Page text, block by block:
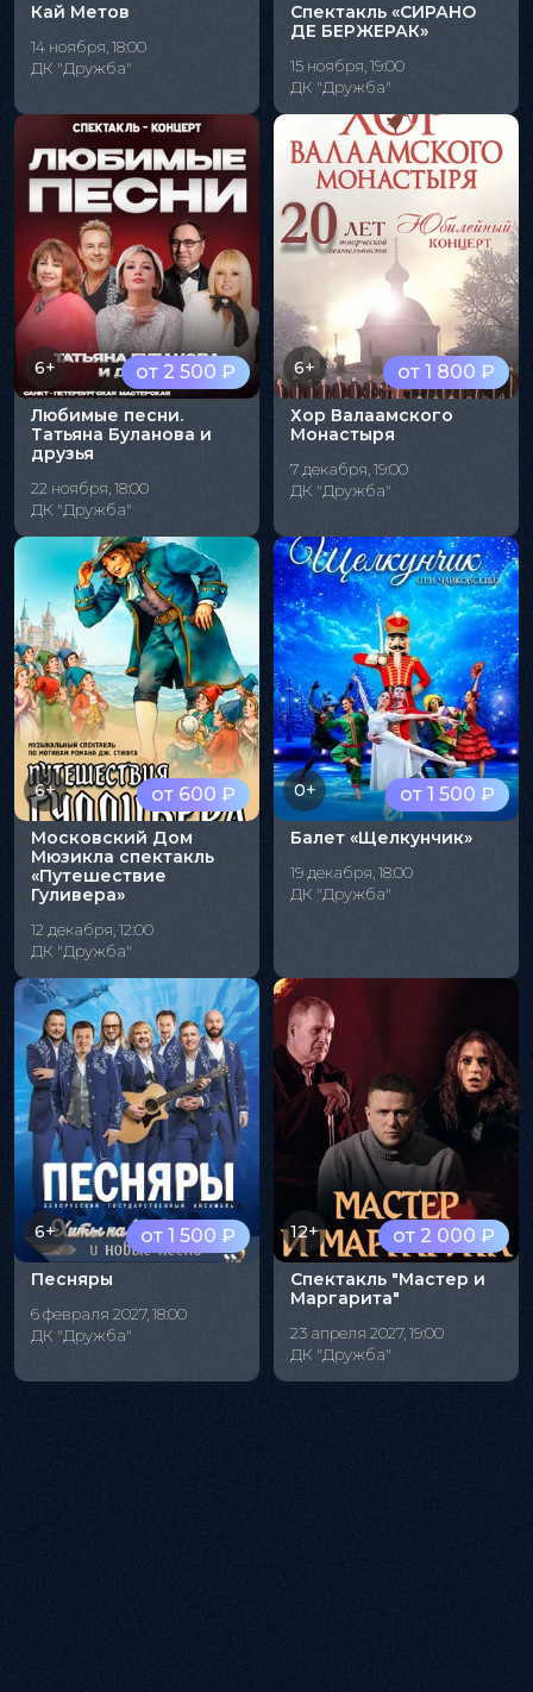
Кай Метов
14 ноября, 18:00
ДК "Дружба"
Спектакль «СИРАНО
ДЕ БЕРЖЕРАК»
15 ноября, 19:00
ДК "Дружба"
от 2 500 ₽
6+
Любимые песни.
Татьяна Буланова и
друзья
22 ноября, 18:00
ДК "Дружба"
от 1 800 ₽
6+
Хор Валаамского
Монастыря
7 декабря, 19:00
ДК "Дружба"
от 600 ₽
6+
Московский Дом
Мюзикла спектакль
«Путешествие
Гуливера»
12 декабря, 12:00
ДК "Дружба"
от 1 500 ₽
0+
Балет «Щелкунчик»
19 декабря, 18:00
ДК "Дружба"
от 1 500 ₽
6+
Песняры
6 февраля 2027, 18:00
ДК "Дружба"
от 2 000 ₽
12+
Спектакль "Мастер и
Маргарита"
23 апреля 2027, 19:00
ДК "Дружба"